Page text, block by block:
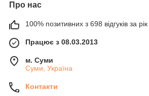
Про нас
100% позитивних з 698 відгуків за рік
Працює з 08.03.2013
м. Суми
Суми, Україна
Контакти